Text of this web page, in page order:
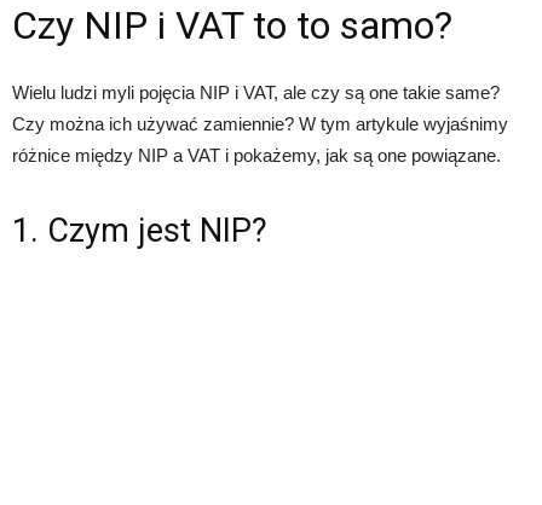
Czy NIP i VAT to to samo?
Wielu ludzi myli pojęcia NIP i VAT, ale czy są one takie same?
Czy można ich używać zamiennie? W tym artykule wyjaśnimy
różnice między NIP a VAT i pokażemy, jak są one powiązane.
1. Czym jest NIP?